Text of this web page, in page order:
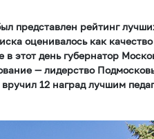
представлен рейтинг
оценивалось как
этот день губернатор
— лидерство
12 наград лучшим